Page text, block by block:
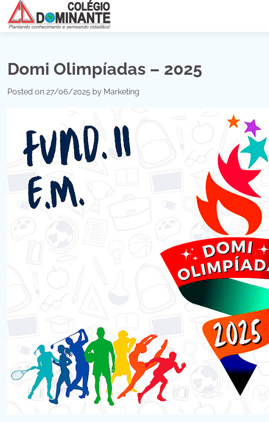
content
Domi Olimpíadas – 2025
Posted on 27/06/2025 by Marketing